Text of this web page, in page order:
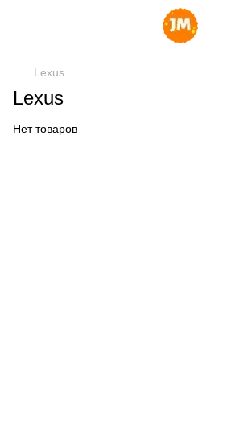
Lexus
Lexus
Нет товаров